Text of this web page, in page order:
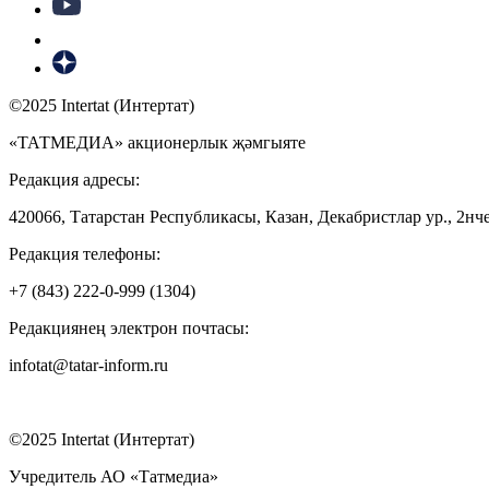
©2025 Intertat (Интертат)
«ТАТМЕДИА» акционерлык җәмгыяте
Редакция адресы:
420066, Татарстан Республикасы, Казан, Декабристлар ур.,
Редакция телефоны:
+7 (843) 222-0-999 (1304)
Редакциянең электрон почтасы:
infotat@tatar-inform.ru
©2025 Intertat (Интертат)
Учредитель АО «Татмедиа»